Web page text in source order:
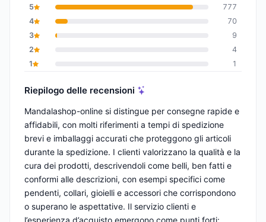
5
777
4
70
3
9
2
4
1
1
Riepilogo delle recensioni
Mandalashop-online si distingue per consegne rapide e
affidabili, con molti riferimenti a tempi di spedizione
brevi e imballaggi accurati che proteggono gli articoli
durante la spedizione. I clienti valorizzano la qualità e la
cura dei prodotti, descrivendoli come belli, ben fatti e
conformi alle descrizioni, con esempi specifici come
pendenti, collari, gioielli e accessori che corrispondono
o superano le aspettative. Il servizio clienti e